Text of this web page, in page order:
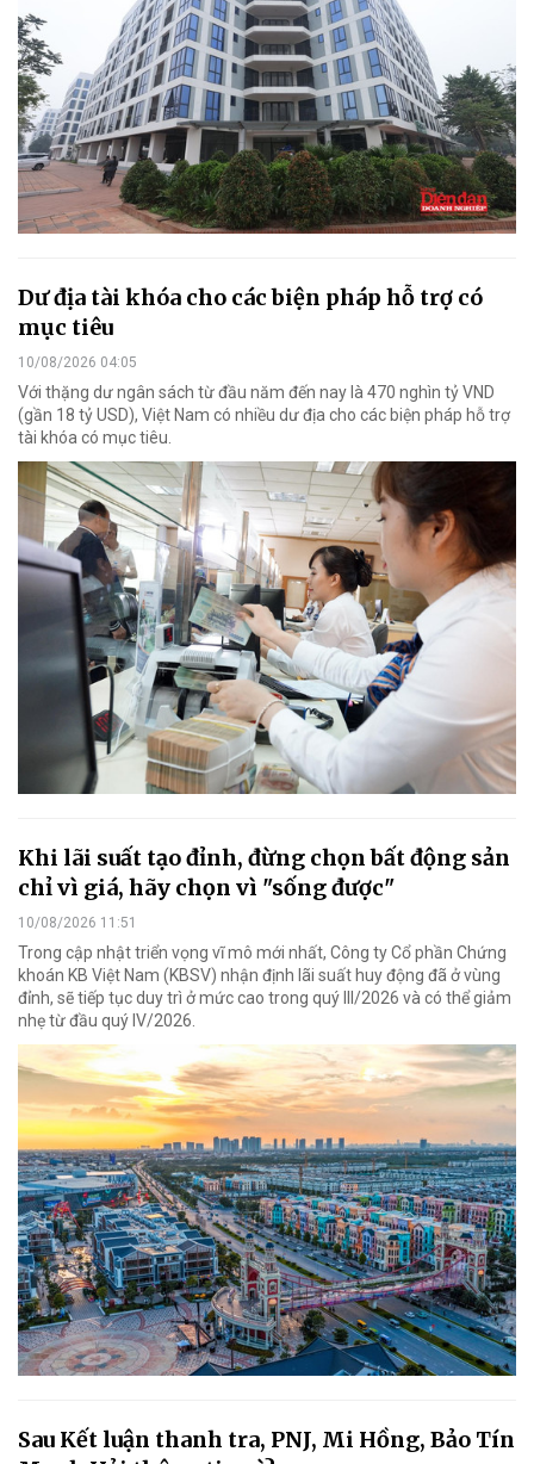
Dư địa tài khóa cho các biện pháp hỗ trợ có
mục tiêu
10/08/2026 04:05
Với thặng dư ngân sách từ đầu năm đến nay là 470 nghìn tỷ VND
(gần 18 tỷ USD), Việt Nam có nhiều dư địa cho các biện pháp hỗ trợ
tài khóa có mục tiêu.
Khi lãi suất tạo đỉnh, đừng chọn bất động sản
chỉ vì giá, hãy chọn vì "sống được"
10/08/2026 11:51
Trong cập nhật triển vọng vĩ mô mới nhất, Công ty Cổ phần Chứng
khoán KB Việt Nam (KBSV) nhận định lãi suất huy động đã ở vùng
đỉnh, sẽ tiếp tục duy trì ở mức cao trong quý III/2026 và có thể giảm
nhẹ từ đầu quý IV/2026.
Sau Kết luận thanh tra, PNJ, Mi Hồng, Bảo Tín